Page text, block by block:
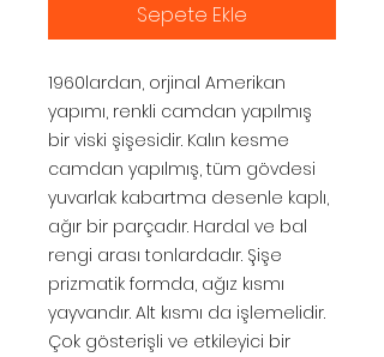
Sepete Ekle
1960lardan, orjinal Amerikan
yapımı, renkli camdan yapılmış
bir viski şişesidir. Kalın kesme
camdan yapılmış, tüm gövdesi
yuvarlak kabartma desenle kaplı,
ağır bir parçadır. Hardal ve bal
rengi arası tonlardadır. Şişe
prizmatik formda, ağız kısmı
yayvandır. Alt kısmı da işlemelidir.
Çok gösterişli ve etkileyici bir